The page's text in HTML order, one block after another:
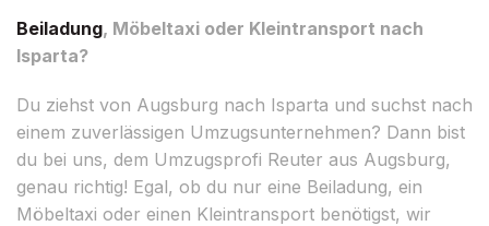
Beiladung, Möbeltaxi oder Kleintransport nach
Isparta?
Du ziehst von Augsburg nach Isparta und suchst nach
einem zuverlässigen Umzugsunternehmen? Dann bist
du bei uns, dem Umzugsprofi Reuter aus Augsburg,
genau richtig! Egal, ob du nur eine Beiladung, ein
Möbeltaxi oder einen Kleintransport benötigst, wir